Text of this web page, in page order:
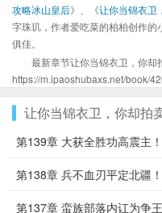
攻略冰山皇后》、《让你当锦衣卫
字珠玑，作者爱吃菜的柏柏创作
俱佳。
最新章节让你当锦衣卫，你却
https://m.ipaoshubaxs.net/book/
让你当锦衣卫，你却拍
第139章 大获全胜功高震主！
第138章 兵不血刃平定北疆！
第137章 蛮族部落内讧为争